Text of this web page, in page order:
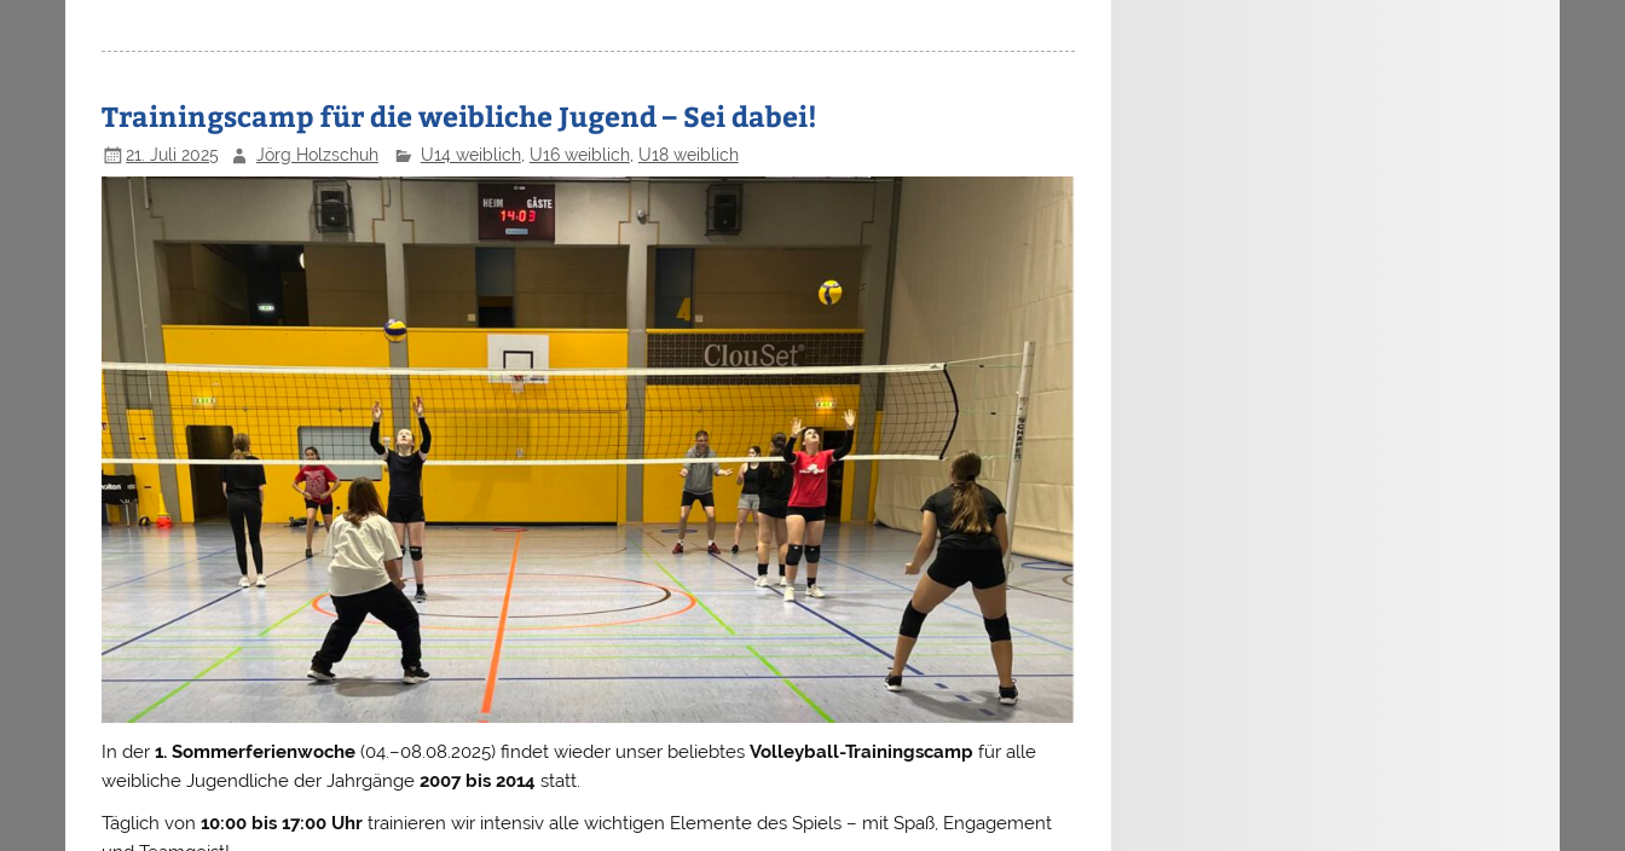
Trainingscamp für die weibliche Jugend – Sei dabei!
21. Juli 2025 Jörg Holzschuh U14 weiblich, U16 weiblich, U18 weiblich
In der1. Sommerferienwoche (04.–08.08.2025) findet wieder unser beliebtesVolleyball-Trainingscamp für alle
weibliche Jugendliche der Jahrgänge2007 bis 2014 statt.
Täglich von10:00 bis 17:00 Uhr trainieren wir intensiv alle wichtigen Elemente des Spiels – mit Spaß, Engagement